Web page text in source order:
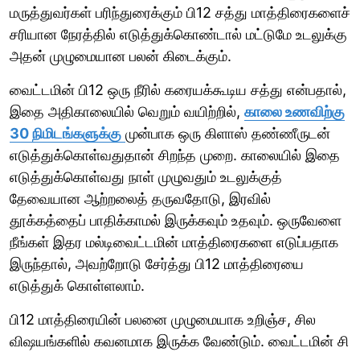
மருத்துவர்கள் பரிந்துரைக்கும் பி12 சத்து மாத்திரைகளைச்
சரியான நேரத்தில் எடுத்துக்கொண்டால் மட்டுமே உடலுக்கு
அதன் முழுமையான பலன் கிடைக்கும்.
வைட்டமின் பி12 ஒரு நீரில் கரையக்கூடிய சத்து என்பதால்,
இதை அதிகாலையில் வெறும் வயிற்றில், காலை உணவிற்கு
30 நிமிடங்களுக்கு முன்பாக ஒரு கிளாஸ் தண்ணீருடன்
எடுத்துக்கொள்வதுதான் சிறந்த முறை. காலையில் இதை
எடுத்துக்கொள்வது நாள் முழுவதும் உடலுக்குத்
தேவையான ஆற்றலைத் தருவதோடு, இரவில்
தூக்கத்தைப் பாதிக்காமல் இருக்கவும் உதவும். ஒருவேளை
நீங்கள் இதர மல்டிவைட்டமின் மாத்திரைகளை எடுப்பதாக
இருந்தால், அவற்றோடு சேர்த்து பி12 மாத்திரையை
எடுத்துக் கொள்ளலாம்.
பி12 மாத்திரையின் பலனை முழுமையாக உறிஞ்ச, சில
விஷயங்களில் கவனமாக இருக்க வேண்டும். வைட்டமின் சி